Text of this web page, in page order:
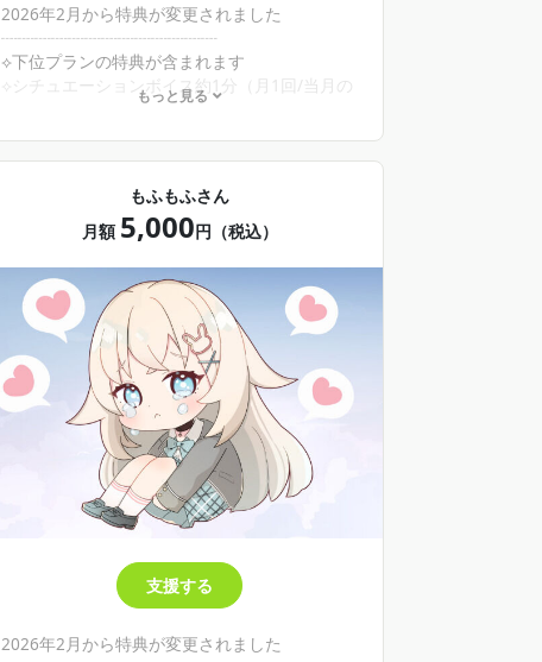
2026年2月から特典が変更されました
┈┈┈┈┈┈┈┈┈┈┈┈┈
⟡下位プランの特典が含まれます
⟡シチュエーションボイス約1分（月1回/当月の
もっと見る
もふもふさん
月額 5,000円（税込）
支援する
2026年2月から特典が変更されました